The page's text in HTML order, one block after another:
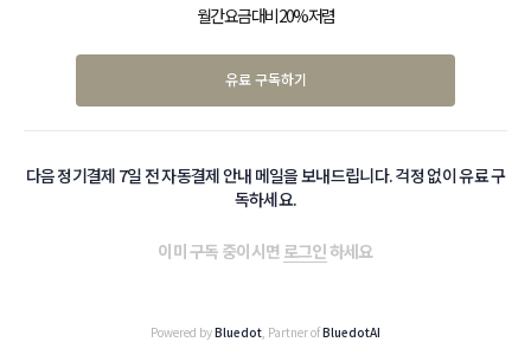
월간 요금 대비 20% 저렴
유료 구독하기
다음 정기결제 7일 전 자동결제 안내 메일을 보내드립니다. 걱정 없이 유료 구
독하세요.
이미 구독 중이시면 로그인하세요
Powered byBluedot , Partner ofBluedotAI